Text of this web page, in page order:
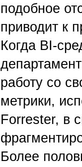
подобное
приводит к
Когда BI-
работу со
метрики,
Forrester, в
Более